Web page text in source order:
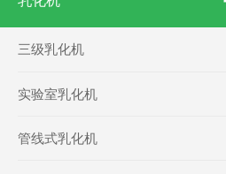
三级乳化机
实验室乳化机
管线式乳化机